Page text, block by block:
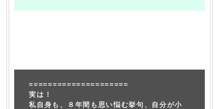
=====================
実は！
私自身も、８年間も思い悩む挙句、自分が小